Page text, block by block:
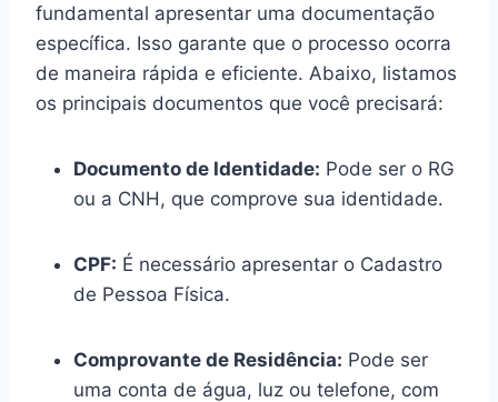
fundamental apresentar uma documentação
específica. Isso garante que o processo ocorra
de maneira rápida e eficiente. Abaixo, listamos
os principais documentos que você precisará:
Documento de Identidade: Pode ser o RG
ou a CNH, que comprove sua identidade.
CPF: É necessário apresentar o Cadastro
de Pessoa Física.
Comprovante de Residência: Pode ser
uma conta de água, luz ou telefone, com